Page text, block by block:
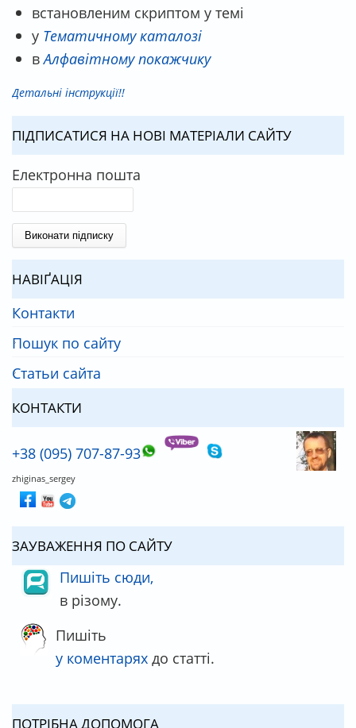
встановленим скриптом у темі
у Тематичному каталозі
вАлфавітному покажчику
Детальні інструкції!!
ПІДПИСАТИСЯ НА НОВІ МАТЕРІАЛИ САЙТУ
Електронна пошта
НАВІҐАЦІЯ
Контакти
Пошук по сайту
Статьи сайта
КОНТАКТИ
+38 (095) 707-87-93
zhiginas_sergey
ЗАУВАЖЕННЯ ПО САЙТУ
Пишіть сюди,
в різому.
Пишіть
у коментарях до статті.
ПОТРІБНА ДОПОМОГА